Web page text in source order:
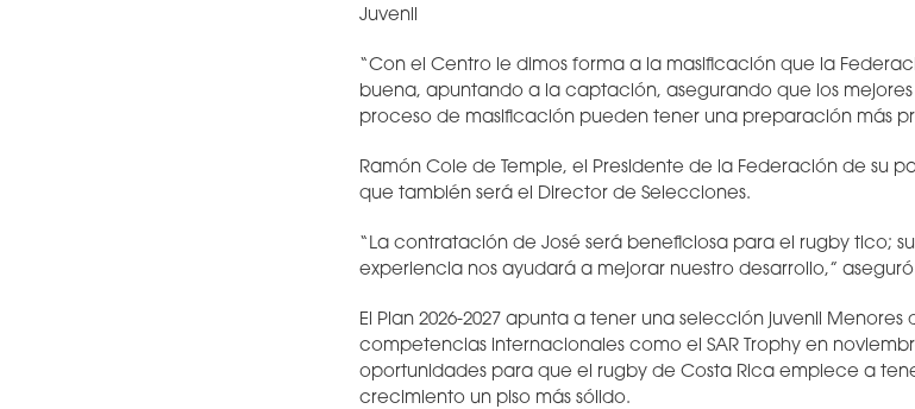
Juvenil
“Con el Centro le dimos forma a la masificación que la
buena, apuntando a la captación, asegurando que los
proceso de masificación pueden tener una preparación más
Ramón Cole de Temple, el Presidente de la Federación de su
que también será el Director de Selecciones.
“La contratación de José será beneficiosa para el rugby tico;
experiencia nos ayudará a mejorar nuestro desarrollo,”
El Plan 2026-2027 apunta a tener una selección juvenil
competencias internacionales como el SAR Trophy en
oportunidades para que el rugby de Costa Rica empiece a
crecimiento un piso más sólido.